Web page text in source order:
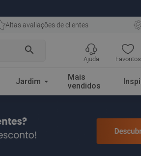
Altas avaliações de clientes
search
Favoritos
Ajuda
Jardim
Mais
vendidos